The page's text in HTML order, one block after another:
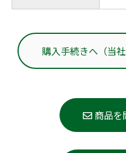
購入手続きへ（当
商品を